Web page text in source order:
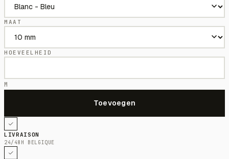
MAAT
HOEVEELHEID
M
LIVRAISON
24/48H BELGIQUE